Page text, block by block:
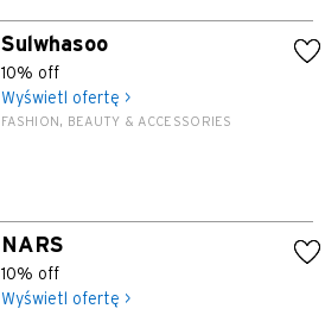
Sulwhasoo
10% off
Wyświetl ofertę >
FASHION, BEAUTY & ACCESSORIES
NARS
10% off
Wyświetl ofertę >